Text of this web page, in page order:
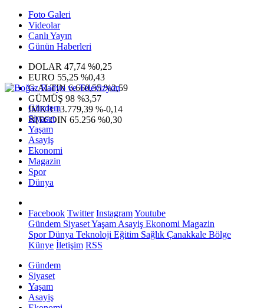
Foto Galeri
Videolar
Canlı Yayın
Günün Haberleri
DOLAR 47,74 %0,25
EURO 55,25 %0,43
G.ALTIN6.660,55 %2,59
GÜMÜŞ 98 %3,57
IMKB13.779,39 %-0,14
BITCOIN 65.256 %0,30
Gündem
Siyaset
Yaşam
Asayiş
Ekonomi
Magazin
Spor
Dünya
Facebook Twitter InstagramYoutube
Gündem SiyasetYaşam Asayiş Ekonomi Magazin
SporDünya Teknoloji Eğitim Sağlık Çanakkale Bölge
Künye İletişim RSS
Gündem
Siyaset
Yaşam
Asayiş